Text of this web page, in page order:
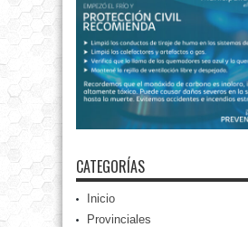
CATEGORÍAS
Inicio
Provinciales